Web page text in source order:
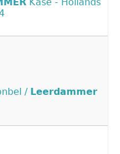
/ Leerdammer